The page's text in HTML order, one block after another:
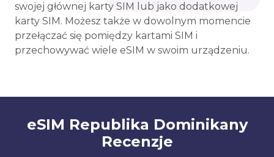
swojej głównej karty SIM lub jako dodatkowej
karty SIM. Możesz także w dowolnym momencie
przełączać się pomiędzy kartami SIM i
przechowywać wiele eSIM w swoim urządzeniu.
eSIM Republika Dominikany
Recenzje